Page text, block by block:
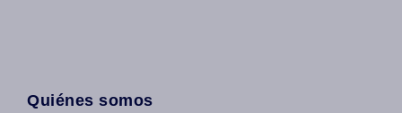
Quiénes somos